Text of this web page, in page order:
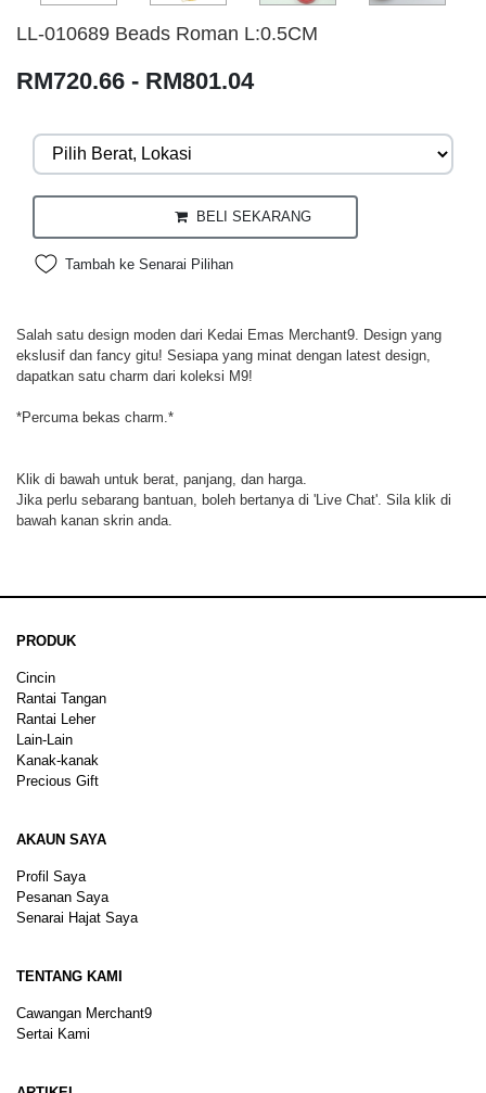
LL-010689 Beads Roman L:0.5CM
RM720.66 - RM801.04
BELI SEKARANG
Tambah ke Senarai Pilihan
Salah satu design moden dari Kedai Emas Merchant9. Design yang
ekslusif dan fancy gitu! Sesiapa yang minat dengan latest design,
dapatkan satu charm dari koleksi M9!
*Percuma bekas charm.*
Klik di bawah untuk berat, panjang, dan harga.
Jika perlu sebarang bantuan, boleh bertanya di 'Live Chat'. Sila klik di
bawah kanan skrin anda.
PRODUK
Cincin
Rantai Tangan
Rantai Leher
Lain-Lain
Kanak-kanak
Precious Gift
AKAUN SAYA
Profil Saya
Pesanan Saya
Senarai Hajat Saya
TENTANG KAMI
Cawangan Merchant9
Sertai Kami